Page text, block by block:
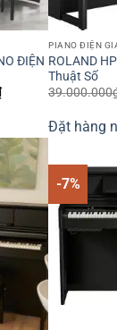
ĐIỆN
Giá
hiện
34.860.000₫.
PIANO ĐIỆN
ROLAND
Thuật Số
39.000.000
Đặt hàng
-7%